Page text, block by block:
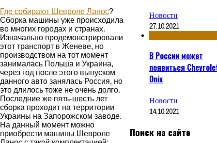
Где собирают Шевроле Ланос?
Сборка машины уже происходила
во многих городах и странах.
Изначально продемонстрировали
этот транспорт в Женеве, но
производством на тот момент
занималась Польша и Украина,
через год после этого выпуском
данного авто занялась Россия, но
это длилось тоже не очень долго.
Последние же пять-шесть лет
сборка проходит на территории
Украины на Запорожском заводе.
На данный момент можно
приобрести машины Шевроле
Новости
27.10.2021
В России может
появиться
Onix
Новости
14.10.2021
Поиск на сайте